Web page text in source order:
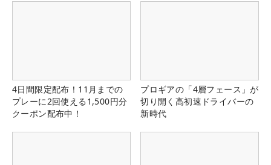
4日間限定配布！11月までの
プレーに2回使える1,500円分
クーポン配布中！
プロギアの「4層フェース」が
切り開く高初速ドライバーの
新時代